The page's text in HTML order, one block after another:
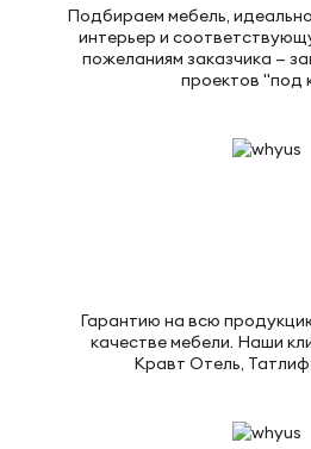
Подбираем мебель,
интерьер и
пожеланиям заказчика —
проектов "под
Гарантию на всю
качестве мебели. Наши
Кравт Отель,